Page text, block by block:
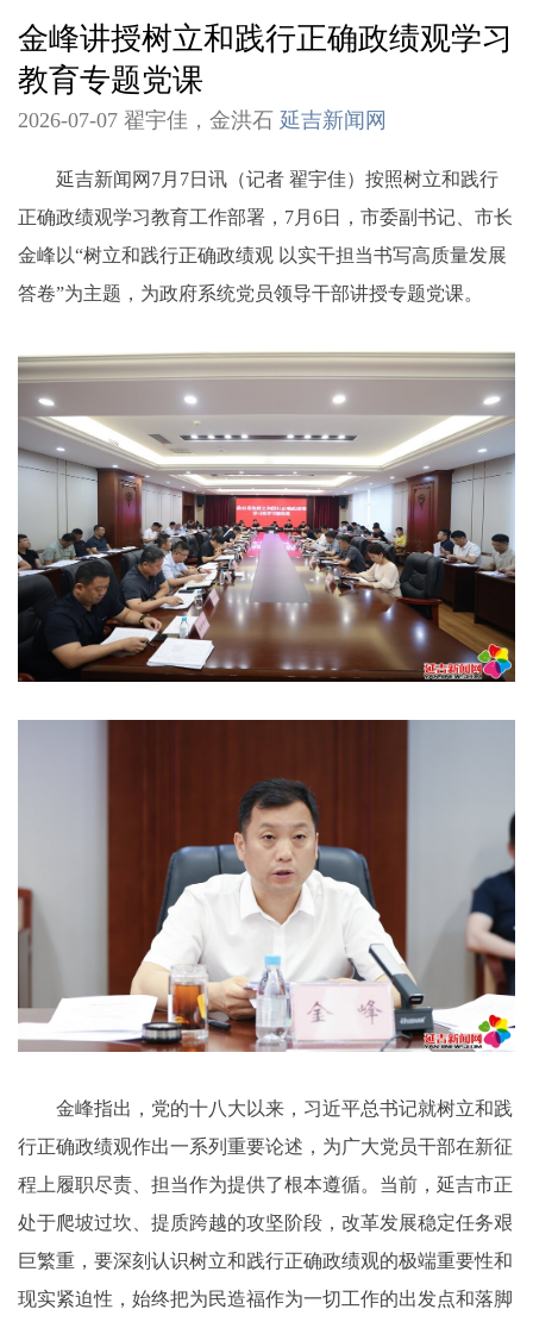
金峰讲授树立和践行正确政绩观学习
教育专题党课
2026-07-07 翟宇佳，金洪石 延吉新闻网
延吉新闻网7月7日讯（记者 翟宇佳）按照树立和践行
正确政绩观学习教育工作部署，7月6日，市委副书记、市长
金峰以“树立和践行正确政绩观 以实干担当书写高质量发展
答卷”为主题，为政府系统党员领导干部讲授专题党课。
金峰指出，党的十八大以来，习近平总书记就树立和践
行正确政绩观作出一系列重要论述，为广大党员干部在新征
程上履职尽责、担当作为提供了根本遵循。当前，延吉市正
处于爬坡过坎、提质跨越的攻坚阶段，改革发展稳定任务艰
巨繁重，要深刻认识树立和践行正确政绩观的极端重要性和
现实紧迫性，始终把为民造福作为一切工作的出发点和落脚